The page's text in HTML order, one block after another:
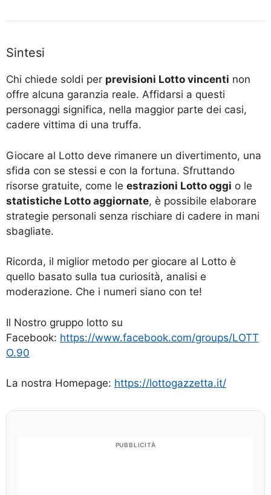
Sintesi
Chi chiede soldi per previsioni Lotto vincenti non
offre alcuna garanzia reale. Affidarsi a questi
personaggi significa, nella maggior parte dei casi,
cadere vittima di una truffa.
Giocare al Lotto deve rimanere un divertimento, una
sfida con se stessi e con la fortuna. Sfruttando
risorse gratuite, come le estrazioni Lotto oggi o le
statistiche Lotto aggiornate, è possibile elaborare
strategie personali senza rischiare di cadere in mani
sbagliate.
Ricorda, il miglior metodo per giocare al Lotto è
quello basato sulla tua curiosità, analisi e
moderazione. Che i numeri siano con te!
Il Nostro gruppo lotto su
Facebook: https://www.facebook.com/groups/LOTT
O.90
La nostra Homepage: https://lottogazzetta.it/
PUBBLICITÀ